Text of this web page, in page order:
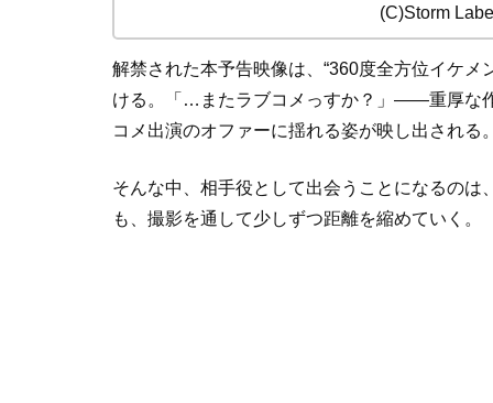
(C)Storm
解禁された本予告映像は、“360度全方位イケ
ける。「…またラブコメっすか？」——重厚な
コメ出演のオファーに揺れる姿が映し出される
そんな中、相手役として出会うことになるの
も、撮影を通して少しずつ距離を縮めていく。